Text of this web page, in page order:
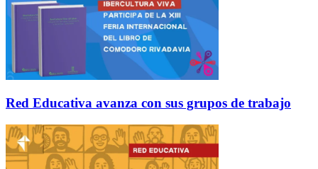
Red Educativa avanza con sus grupos de trabajo